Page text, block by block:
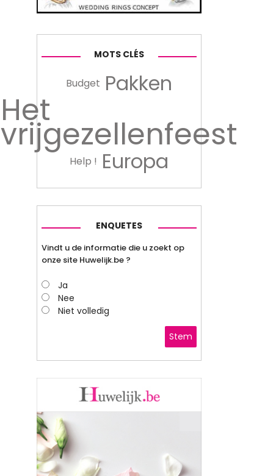
MOTS CLÉS
Budget Pakken
Het
vrijgezellenfeest
Help ! Europa
ENQUETES
Vindt u de informatie die u zoekt op
onze site Huwelijk.be ?
Ja
Nee
Niet volledig
Stem